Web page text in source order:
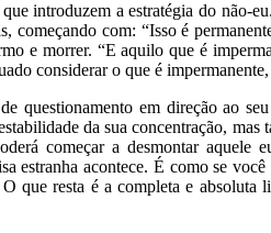
que introduzem a estratégia do
começando com: “Isso é
e morrer. “E aquilo que é
considerar o que é
questionamento em direção ao
da sua concentração,
começar a desmontar aquele
estranha acontece. É como se
que resta é a completa e absoluta